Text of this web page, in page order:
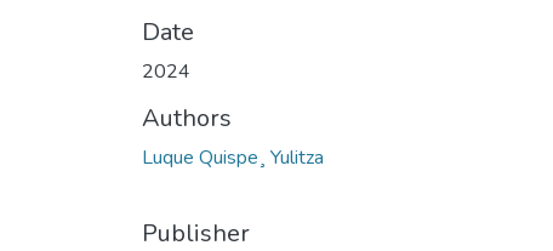
Date
2024
Authors
Luque Quispe¸ Yulitza
Publisher